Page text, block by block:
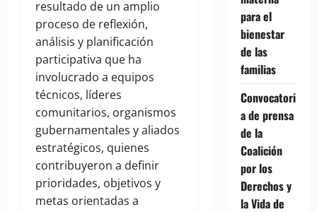
resultado de un amplio
proceso de reflexión,
análisis y planificación
participativa que ha
involucrado a equipos
técnicos, líderes
comunitarios, organismos
gubernamentales y aliados
estratégicos, quienes
contribuyeron a definir
prioridades, objetivos y
metas orientadas a
para el
bienestar
de las
familias
Convocatori
a de prensa
de la
Coalición
por los
Derechos y
la Vida de